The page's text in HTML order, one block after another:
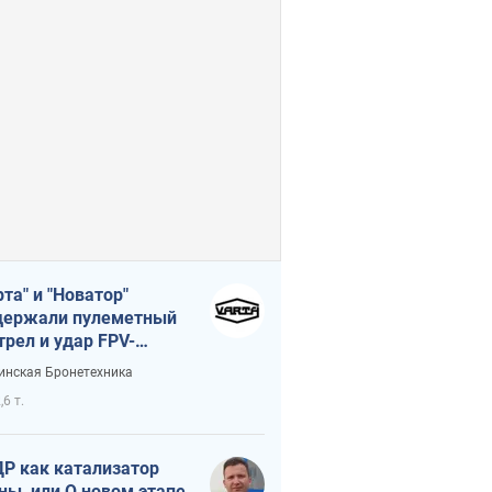
и "Новатор"
пулеметный
и удар FPV-
сохранив жизнь
Бронетехника
т.
как катализатор